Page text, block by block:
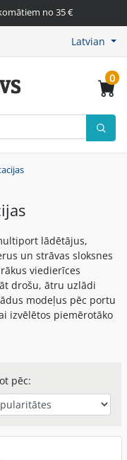
no 35 €
Latvian
0
lādētājus,
un strāvas sloksnes
viedierīces
drošu, ātru uzlādi
modeļus pēc portu
izvēlētos piemērotāko
pēc: